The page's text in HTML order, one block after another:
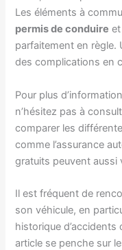
Les éléments à
permis de conduire
parfaitement en règle.
des complications en
Pour plus
n’hésitez pas à
comparer les
comme l’assurance
gratuits peuvent aussi
Il est fréquent de
son véhicule, en
historique
article se penche sur